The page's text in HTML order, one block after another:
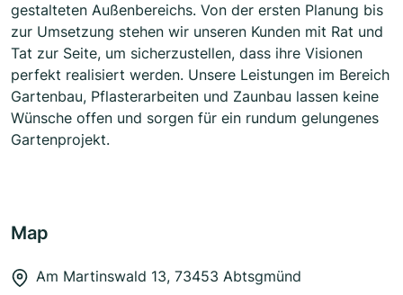
gestalteten Außenbereichs. Von der ersten Planung bis
zur Umsetzung stehen wir unseren Kunden mit Rat und
Tat zur Seite, um sicherzustellen, dass ihre Visionen
perfekt realisiert werden. Unsere Leistungen im Bereich
Gartenbau, Pflasterarbeiten und Zaunbau lassen keine
Wünsche offen und sorgen für ein rundum gelungenes
Gartenprojekt.
Map
Am Martinswald 13, 73453 Abtsgmünd